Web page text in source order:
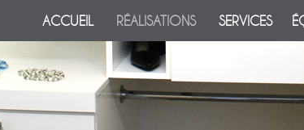
ACCUEIL RÉALISATIONS SERVICES